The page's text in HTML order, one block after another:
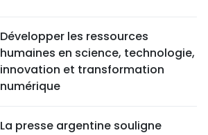
Développer les ressources
humaines en science, technologie,
innovation et transformation
numérique
La presse argentine souligne